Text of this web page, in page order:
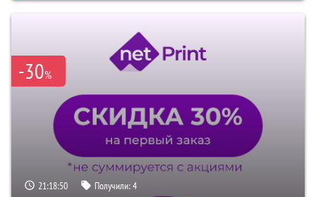
-30%
21:18:49 Получили:4